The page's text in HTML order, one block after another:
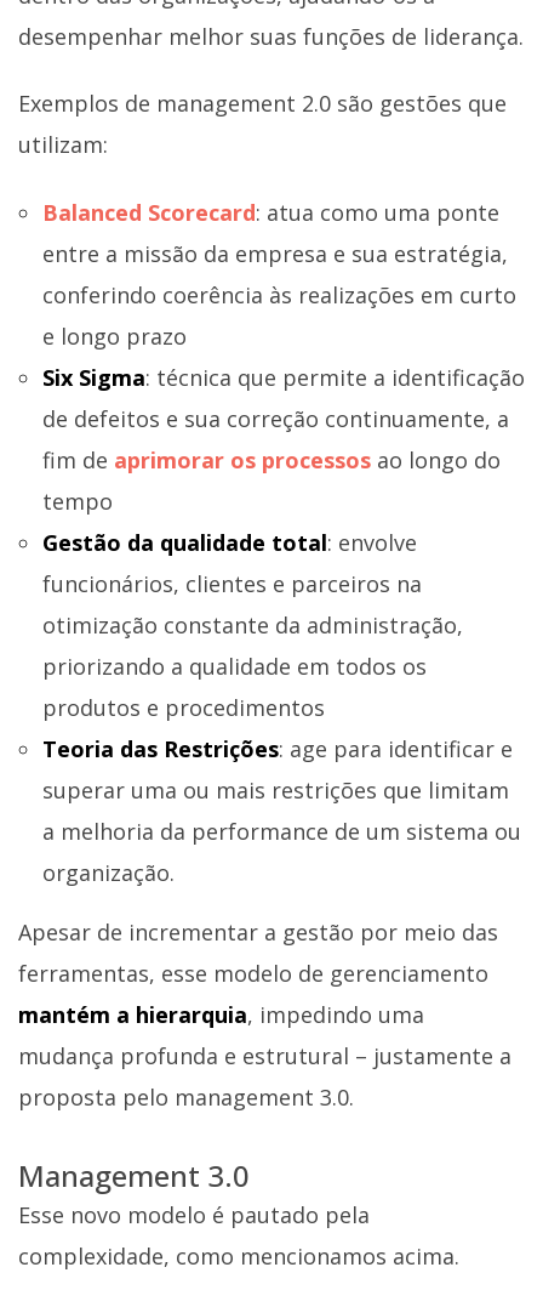
desempenhar melhor suas funções de liderança.
Exemplos de management 2.0 são gestões que
utilizam:
Balanced Scorecard: atua como uma ponte
entre a missão da empresa e sua estratégia,
conferindo coerência às realizações em curto
e longo prazo
Six Sigma: técnica que permite a identificação
de defeitos e sua correção continuamente, a
fim de aprimorar os processos ao longo do
tempo
Gestão da qualidade total: envolve
funcionários, clientes e parceiros na
otimização constante da administração,
priorizando a qualidade em todos os
produtos e procedimentos
Teoria das Restrições: age para identificar e
superar uma ou mais restrições que limitam
a melhoria da performance de um sistema ou
organização.
Apesar de incrementar a gestão por meio das
ferramentas, esse modelo de gerenciamento
mantém a hierarquia, impedindo uma
mudança profunda e estrutural – justamente a
proposta pelo management 3.0.
Management 3.0
Esse novo modelo é pautado pela
complexidade, como mencionamos acima.